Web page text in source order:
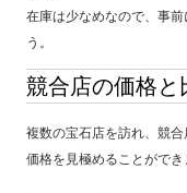
在庫は少なめなので、事
う。
競合店の価格と
複数の宝石店を訪れ、競
価格を見極めることができ